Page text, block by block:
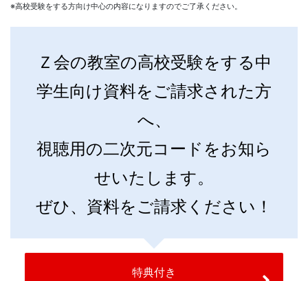
※高校受験をする方向け中心の内容になりますのでご了承ください。
Ｚ会の教室の高校受験をする中
学生向け資料をご請求された方
へ、
視聴用の二次元コードをお知ら
せいたします。
ぜひ、資料をご請求ください！
特典付き